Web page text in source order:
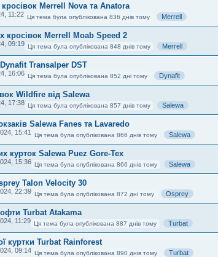
Merrell Nova та Anatora
11:22 Ця тема була опублікована 836 днів тому Merrell
кросівок Merrell Moab Speed 2
09:19 Ця тема була опублікована 848 днів тому Merrell
Transalper DST
16:06 Ця тема була опублікована 852 дні тому Dynafit
Wildfire від Salewa
17:38 Ця тема була опублікована 857 днів тому Salewa
Salewa Fanes та Lavaredo
15:41 Ця тема була опублікована 866 днів тому Salewa
курток Salewa Puez Gore-Tex
15:36 Ця тема була опублікована 866 днів тому Salewa
Talon Velocity 30
22:39 Ця тема була опублікована 872 дні тому Osprey
Turbat Atakama
11:29 Ця тема була опублікована 887 днів тому Turbat
куртки Turbat Rainforest
09:14 Ця тема була опублікована 890 днів тому Turbat